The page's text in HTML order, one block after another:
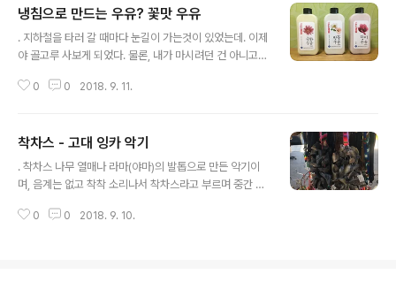
냉침으로 만드는 우유? 꽃맛 우유
. 지하철을 타러 갈 때마다 눈길이 가는것이 있었는데. 이제
야 골고루 사보게 되었다. 물론, 내가 마시려던 건 아니고,
국화우유 - Chrysanthemum / 벚꽃우유 - Cherry Blo
상품 라벨을 빼면 다른 어떤 전성분이 적혀있는 부분이 없
어서, 상품에 대한 궁금증만 생겼다. 다음에 만들어 볼까 하
고 비슷한 레시피를 찾아 보았다. 위 3종류의 우유중 재료
우유가 제일 만들기 손쉬울거라 생각하고 비슷한 레시피를
0 0 2018. 9. 11.
착차스 - 고대 잉카 악기
. 착차스 나무 열매나 라마(야마)의 발톱으로 만든 악기이
며, 음계는 없고 착착 소리나서 착차스라고 부르며 중간 중
0 0 2018. 9. 10.